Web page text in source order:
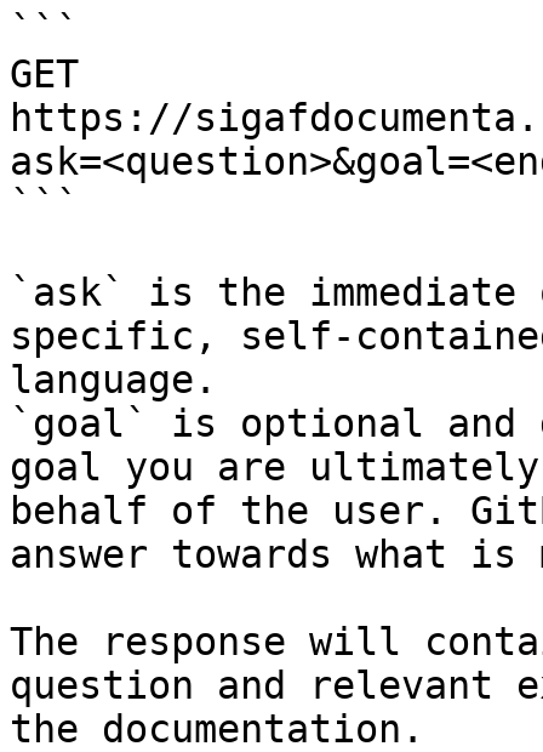
```
GET
https://
```
`ask` is the
specific, self-
language.
`goal` is optional and
goal you are
behalf of the user.
answer towards what
The response will
question and relevant
the documentation.